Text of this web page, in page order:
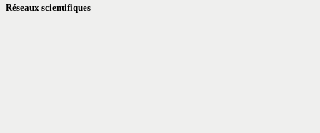
Réseaux scientifiques